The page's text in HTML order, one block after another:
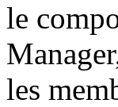
le
les